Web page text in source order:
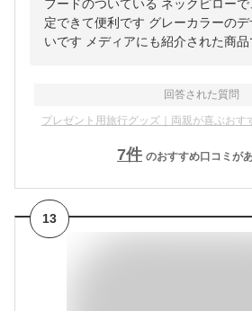
フードのついている ネックピロー
定できて便利です グレーカラーの
いです メディアにも紹介された商
回答された質問
プレゼント用旅行グッズ｜両親が喜ぶおす
7件 のおすすめ口コミが
13